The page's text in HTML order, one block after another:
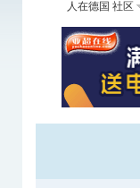
人在德国 社区